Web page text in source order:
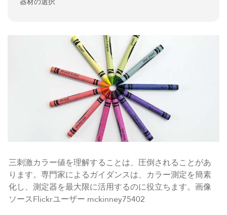
三刺激カラー値を理解することは、圧倒されることがあ
ります。専門家によるガイダンスは、カラー測定を簡素
化し、測定器を最大限に活用するのに役立ちます。画像
ソースFlickrユーザー mckinney75402